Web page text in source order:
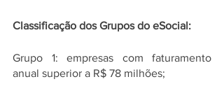
Classificação dos Grupos do eSocial:
Grupo 1: empresas com faturamento
anual superior a R$ 78 milhões;